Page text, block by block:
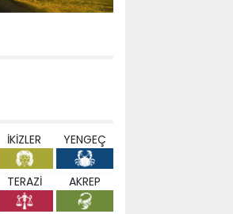
İKİZLER YENGEÇ
TERAZİ AKREP